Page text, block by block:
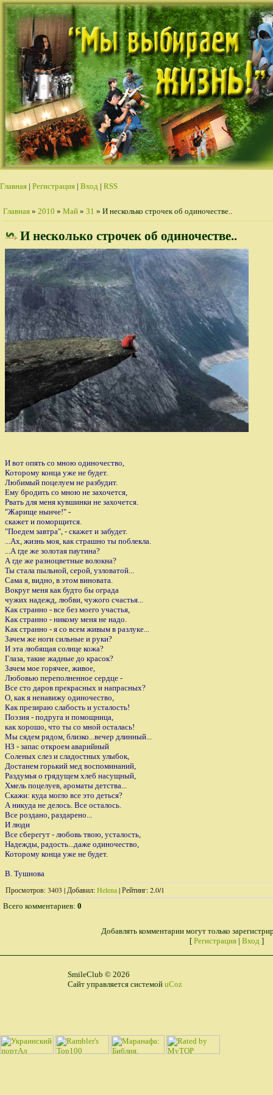
Главная | Регистрация | Вход | RSS
Главная » 2010 » Май » 31 » И несколько строчек об одиночестве..
И несколько строчек об одиночестве..
И вот опять со мною одиночество,
Которому конца уже не будет.
Любимый поцелуем не разбудит.
Ему бродить со мною не захочется,
Рвать для меня кувшинки не захочется.
"Жарище нынче!" -
скажет и поморщится.
"Поедем завтра", - скажет и забудет.
...Ах, жизнь моя, как страшно ты поблекла.
...А где же золотая паутина?
А где же разноцветные волокна?
Ты стала пыльной, серой, узловатой...
Сама я, видно, в этом виновата.
Вокруг меня как будто бы ограда
чужих надежд, любви, чужого счастья...
Как странно - все без моего участья,
Как странно - никому меня не надо.
Как странно - я со всем живым в разлуке...
Зачем же ноги сильные и руки?
И эта любящая солнце кожа?
Глаза, такие жадные до красок?
Зачем мое горячее, живое,
Любовью переполненное сердце -
Все сто даров прекрасных и напрасных?
О, как я ненавижу одиночество,
Как презираю слабость и усталость!
Поэзия - подруга и помощница,
как хорошо, что ты со мной осталась!
Мы сядем рядом, близко...вечер длинный...
НЗ - запас откроем аварийный
Соленых слез и сладостных улыбок,
Достанем горький мед воспоминаний,
Раздумья о грядущем хлеб насущный,
Хмель поцелуев, ароматы детства...
Скажи: куда могло все это деться?
А никуда не делось. Все осталось.
Все роздано, раздарено...
И люди
Все сберегут - любовь твою, усталость,
Надежды, радость...даже одиночество,
Которому конца уже не будет.
В. Тушнова
Просмотров: 3403 |Добавил:Helena|Рейтинг:2.0/1
Всего комментариев: 0
Добавлять комментарии могут только
[ Регистрация | Вход ]
SmileClub © 2026
Сайт управляется системой uCoz